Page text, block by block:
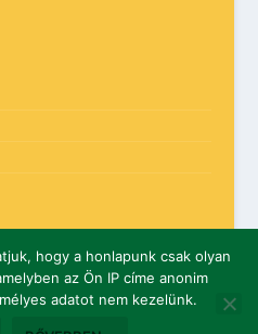
| Üzemeltető:WordPress
hogy a honlapunk csak olyan
az Ön IP címe anonim
adatot nem kezelünk.